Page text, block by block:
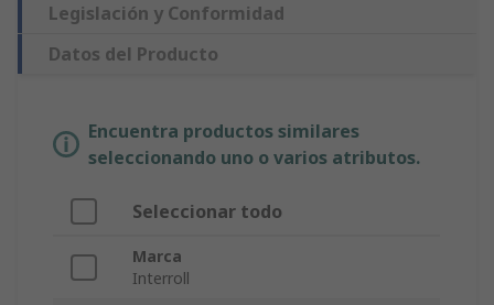
Legislación y Conformidad
Datos del Producto
Encuentra productos similares
seleccionando uno o varios atributos.
Seleccionar todo
Marca
Interroll